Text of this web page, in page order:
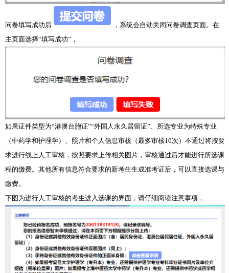
问卷填写成功后
，系统会自动关闭问卷调查页面。在
主页面选择“填写成功”，
如果证件类型为“港澳台胞证”“外国人永久居留证”、所选专业为特殊专业
（中药学和护理学）、照片和个人信息审核（最多审核10次）不通过将按要
求进行线上人工审核，按照要求上传相关图片，审核通过后才能进行所选课
程的缴费。其他所有信息符合要求的新考生生成准考证后，可以直接选课与
缴费。
下图为进行人工审核的考生进入选课的界面，请仔细阅读注意事项，